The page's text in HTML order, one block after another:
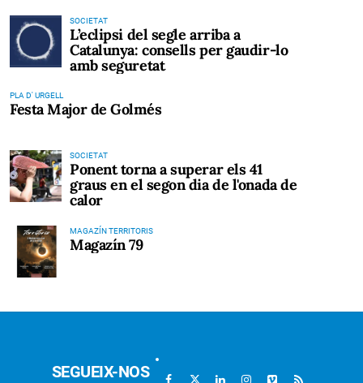
SOCIETAT
L’eclipsi del segle arriba a
Catalunya: consells per gaudir-lo
amb seguretat
PLA D' URGELL
Festa Major de Golmés
SOCIETAT
Ponent torna a superar els 41
graus en el segon dia de l'onada de
calor
MAGAZÍN TERRITORIS
Magazín 79
SEGUEIX-NOS